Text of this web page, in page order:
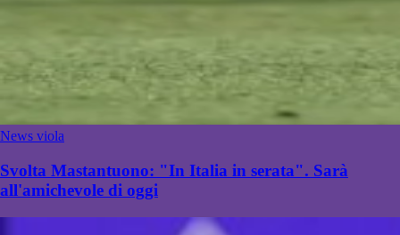
News viola
Svolta Mastantuono: "In Italia in serata". Sarà
all'amichevole di oggi